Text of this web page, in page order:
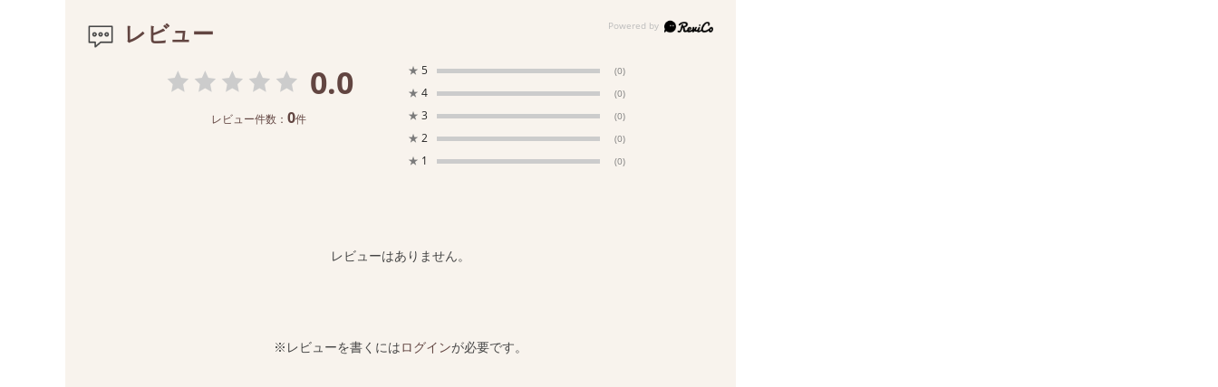
レビュー
0.0
レビュー件数： 0件
★ 5 (0)
★ 4 (0)
★ 3 (0)
★ 2 (0)
★ 1 (0)
レビューはありません。
※レビューを書くにはログインが必要です。